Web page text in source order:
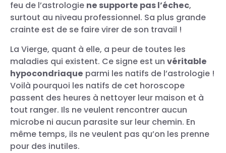
feu de l’astrologie ne supporte pas l’échec,
surtout au niveau professionnel. Sa plus grande
crainte est de se faire virer de son travail !
La Vierge, quant à elle, a peur de toutes les
maladies qui existent. Ce signe est un véritable
hypocondriaque parmi les natifs de l’astrologie !
Voilà pourquoi les natifs de cet horoscope
passent des heures à nettoyer leur maison et à
tout ranger. Ils ne veulent rencontrer aucun
microbe ni aucun parasite sur leur chemin. En
même temps, ils ne veulent pas qu’on les prenne
pour des inutiles.